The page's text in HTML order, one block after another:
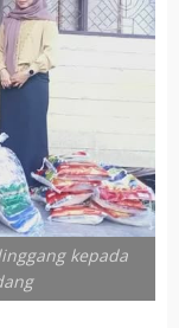
kepada